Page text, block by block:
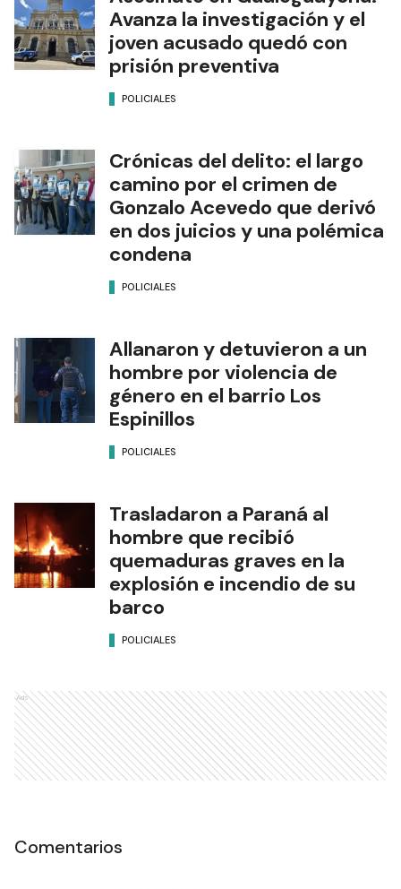
Avanza la investigación y el
joven acusado quedó con
prisión preventiva
POLICIALES
Crónicas del delito: el largo
camino por el crimen de
Gonzalo Acevedo que derivó
en dos juicios y una polémica
condena
POLICIALES
Allanaron y detuvieron a un
hombre por violencia de
género en el barrio Los
Espinillos
POLICIALES
Trasladaron a Paraná al
hombre que recibió
quemaduras graves en la
explosión e incendio de su
barco
POLICIALES
Ads
Comentarios